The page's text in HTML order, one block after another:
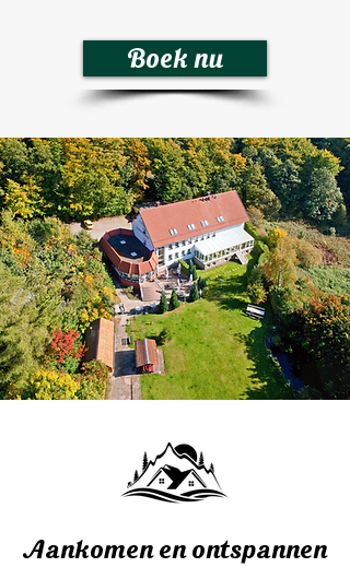
Boek nu
Aankomen en ontspannen